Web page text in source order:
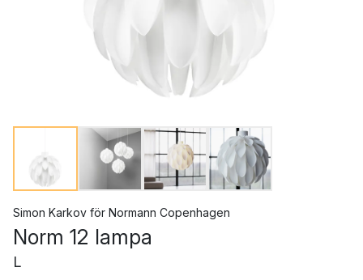
Simon Karkov för Normann Copenhagen
Norm 12 lampa
L